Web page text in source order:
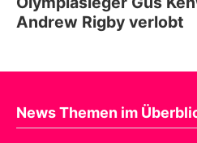
Andrew Rigby verlobt
News Themen im